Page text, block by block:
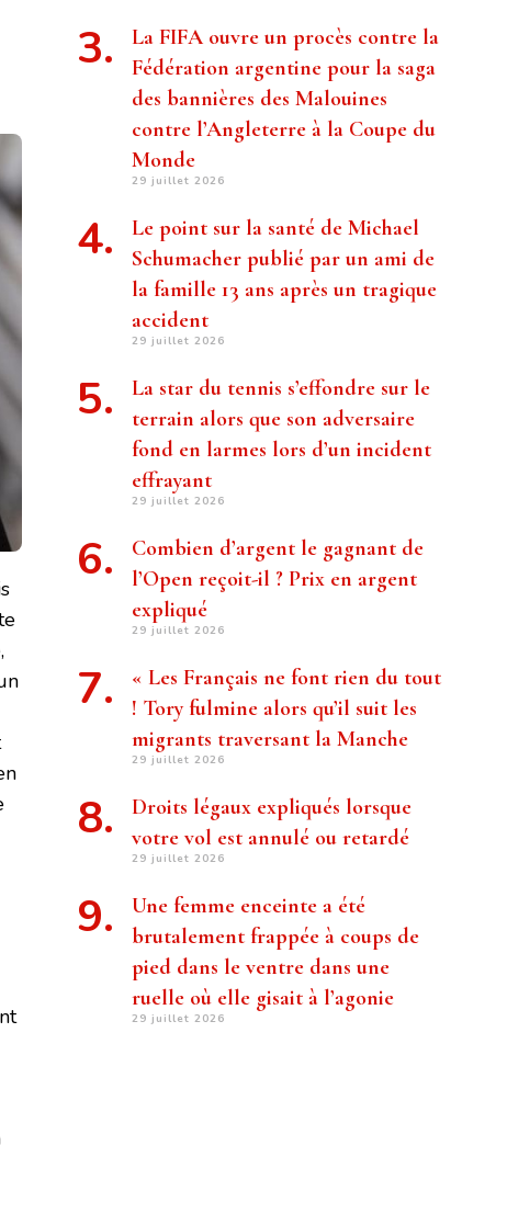
La FIFA ouvre un procès contre la
Fédération argentine pour la saga
des bannières des Malouines
contre l’Angleterre à la Coupe du
Monde
29 juillet 2026
Le point sur la santé de Michael
Schumacher publié par un ami de
la famille 13 ans après un tragique
accident
29 juillet 2026
La star du tennis s’effondre sur le
terrain alors que son adversaire
fond en larmes lors d’un incident
effrayant
29 juillet 2026
Combien d’argent le gagnant de
l’Open reçoit-il ? Prix ​​en argent
expliqué
29 juillet 2026
« Les Français ne font rien du tout
! Tory fulmine alors qu’il suit les
migrants traversant la Manche
29 juillet 2026
Droits légaux expliqués lorsque
votre vol est annulé ou retardé
29 juillet 2026
Une femme enceinte a été
brutalement frappée à coups de
pied dans le ventre dans une
ruelle où elle gisait à l’agonie
29 juillet 2026